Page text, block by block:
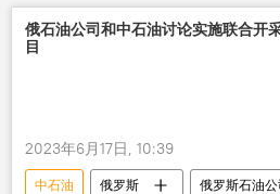
俄石油公司和中石油讨论实施联合开
目
2023年6月17日, 10:39
中石油 俄罗斯
俄罗斯石油公